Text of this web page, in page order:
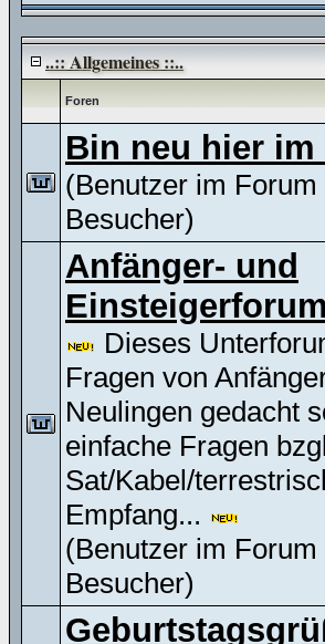
..:: Allgemeines ::..
Foren
Bin neu hier im
(Benutzer im Forum
Besucher)
Anfänger- und
Einsteigerforum
Dieses
Fragen von
Neulingen gedacht
einfache Fragen
Sat/Kabel/
Empfang...
(Benutzer im Forum
Besucher)